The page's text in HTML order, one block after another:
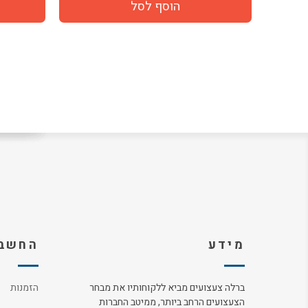
מידע
ברלה צעצועים מביא ללקוחותיו את מבחר
הצעצועים הרחב ביותר, ממיטב החברות
הזמנות